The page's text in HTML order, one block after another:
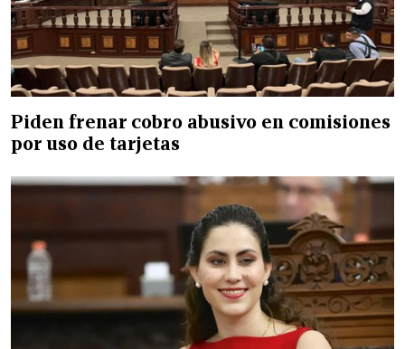
Piden frenar cobro abusivo en comisiones
por uso de tarjetas